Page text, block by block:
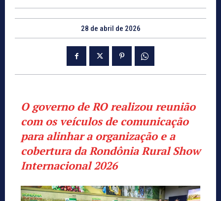
28 de abril de 2026
O governo de RO realizou reunião
com os veículos de comunicação
para alinhar a organização e a
cobertura da Rondônia Rural Show
Internacional 2026